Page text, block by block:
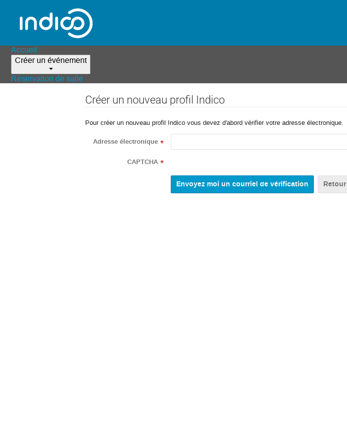
Accueil
Créer un événement
Réservation de salle
Créer un nouveau profil Indico
Pour créer un nouveau profil Indico vous devez d'abord vérifier votre adresse électronique.
Adresse électronique *
CAPTCHA *
Retour